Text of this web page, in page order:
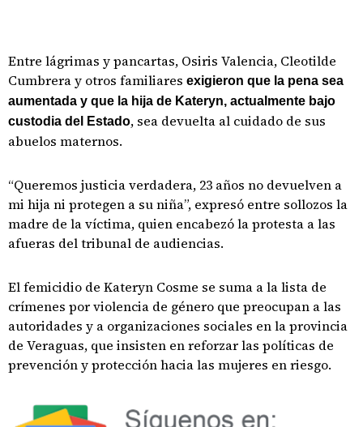
Entre lágrimas y pancartas, Osiris Valencia, Cleotilde
Cumbrera y otros familiares exigieron que la pena sea
aumentada y que la hija de Kateryn, actualmente bajo
custodia del Estado, sea devuelta al cuidado de sus
abuelos maternos.
“Queremos justicia verdadera, 23 años no devuelven a
mi hija ni protegen a su niña”, expresó entre sollozos la
madre de la víctima, quien encabezó la protesta a las
afueras del tribunal de audiencias.
El femicidio de Kateryn Cosme se suma a la lista de
crímenes por violencia de género que preocupan a las
autoridades y a organizaciones sociales en la provincia
de Veraguas, que insisten en reforzar las políticas de
prevención y protección hacia las mujeres en riesgo.